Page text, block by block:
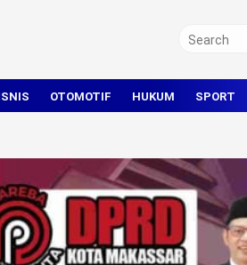
OTOMOTIF HUKUM SPORT